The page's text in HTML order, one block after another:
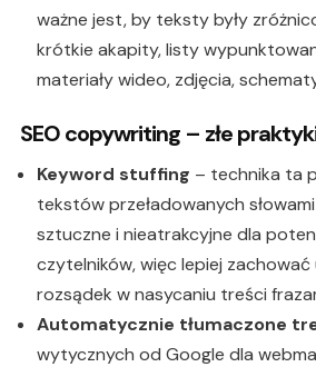
ważne jest, by teksty były
krótkie akapity, listy
materiały wideo, zdjęcia,
SEO copywriting – złe
Keyword stuffing – technika ta
tekstów przeładowanych
sztuczne i nieatrakcyjne dla
czytelników, więc lepiej
rozsądek w nasycaniu treści
Automatycznie tłumaczone
wytycznych od Google dla